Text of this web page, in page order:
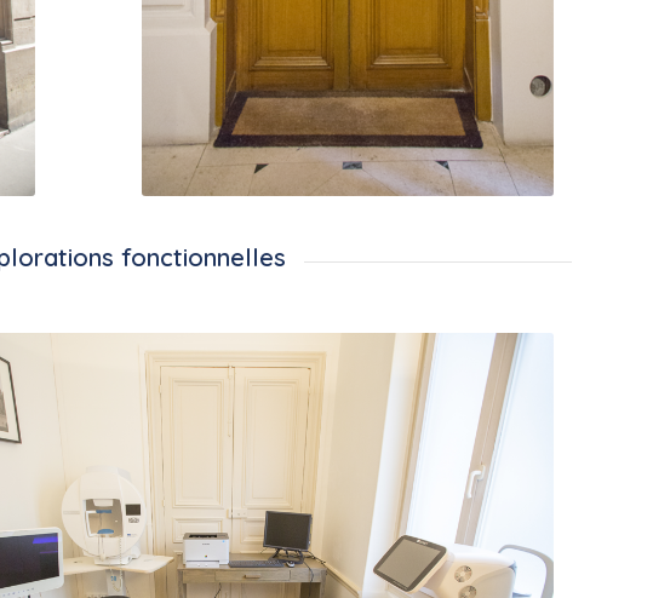
fonctionnelles
Salle d’explorations fonctionnelles